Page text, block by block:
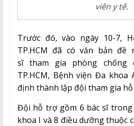
viên y tế.
Trước đó, vào ngày 10-7,
TP.HCM đã có văn bản
sĩ tham gia phòng chống
TP.HCM, Bệnh viện Đa khoa
định thành lập đội tham gia
Đội hỗ trợ gồm 6 bác sĩ trong
khoa I và 8 điều dưỡng thuộc